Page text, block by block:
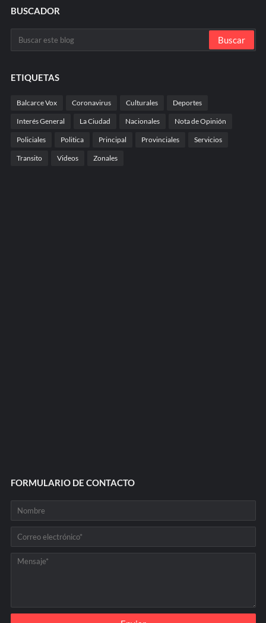
BUSCADOR
ETIQUETAS
Balcarce Vox Coronavirus Culturales Deportes
Interés General La Ciudad Nacionales Nota de Opinión
Policiales Politica Principal Provinciales Servicios
Transito Videos Zonales
FORMULARIO DE CONTACTO